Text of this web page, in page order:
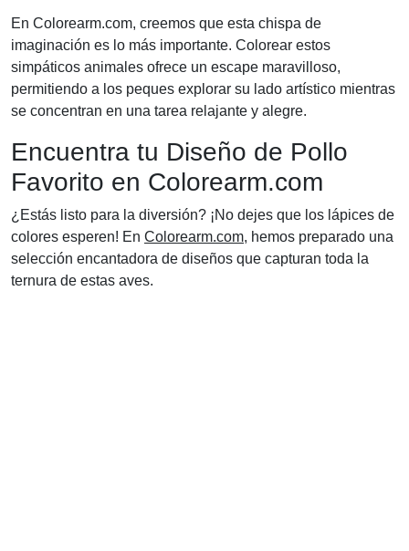
En Colorearm.com, creemos que esta chispa de
imaginación es lo más importante. Colorear estos
simpáticos animales ofrece un escape maravilloso,
permitiendo a los peques explorar su lado artístico mientras
se concentran en una tarea relajante y alegre.
Encuentra tu Diseño de Pollo
Favorito en Colorearm.com
¿Estás listo para la diversión? ¡No dejes que los lápices de
colores esperen! En Colorearm.com, hemos preparado una
selección encantadora de diseños que capturan toda la
ternura de estas aves.